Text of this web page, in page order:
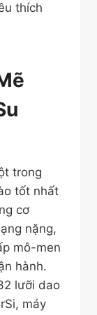
thích
trong
tốt nhất
cơ
nặng,
mô-men
hành.
lưỡi dao
máy